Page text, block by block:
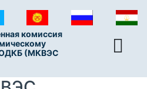
комиссия
ОДКБ (МКВЭС